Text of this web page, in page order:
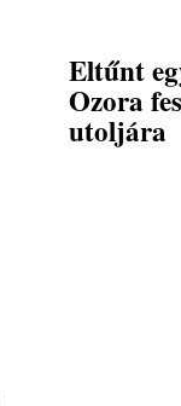
Eltűnt
Ozora
utoljára